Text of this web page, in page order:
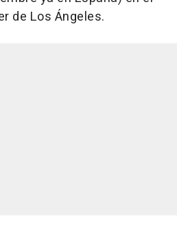
de Los Ángeles.